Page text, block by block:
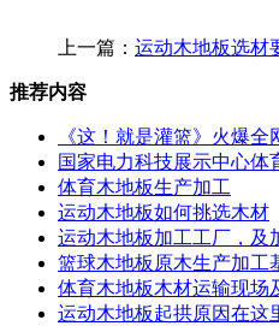
上一篇： 运动木地板选材
推荐内容
《这！就是灌篮》火爆
国家电力科技展示中心体
体育木地板生产加工
运动木地板如何挑选木材
运动木地板加工工厂，及
篮球木地板原木生产加工
体育木地板木材运输现场
运动木地板起拱原因在这